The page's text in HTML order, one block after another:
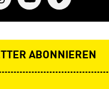
ABONNIEREN